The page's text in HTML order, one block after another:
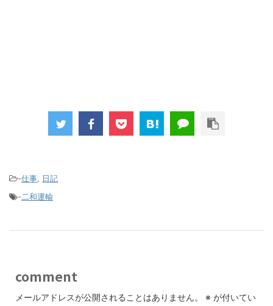
-仕事, 日記
-二和運輸
comment
メールアドレスが公開されることはありません。 ※ が付いてい